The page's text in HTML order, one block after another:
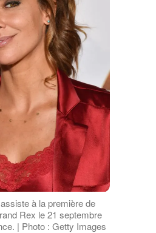
à la première de
Rex le 21 septembre
| Photo : Getty Images